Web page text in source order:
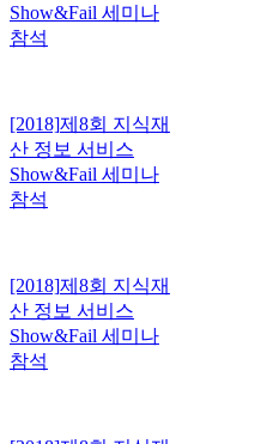
Show&Fail 세미나
참석
[2018]제8회 지식재
산 정보 서비스
Show&Fail 세미나
참석
[2018]제8회 지식재
산 정보 서비스
Show&Fail 세미나
참석